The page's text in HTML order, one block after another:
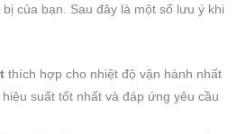
của bạn. Sau đây là một số lưu ý khi
thích hợp cho nhiệt độ vận hành nhất
suất tốt nhất và đáp ứng yêu cầu